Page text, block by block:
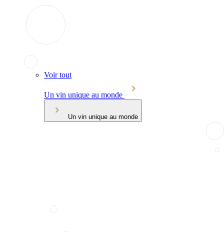
Voir tout
Un vin unique au monde
Un vin unique au monde